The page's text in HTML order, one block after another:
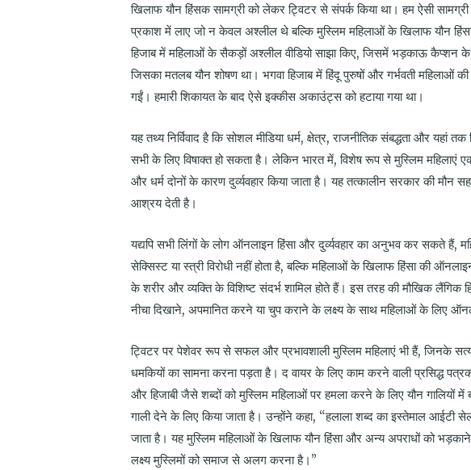
खिलाफ यौन हिंसक सामग्री को लेकर ट्विटर से संपर्क किया था। हम ऐसी
प्रकाश में लाए जो न केवल अश्लील थे बल्कि मुस्लिम महिलाओं के खिलाफ यौन
हिजाब में महिलाओं के सैकड़ों अश्लील वीडियो साझा किए, जिसमें भड़काऊ कैप्शन
जिसका मतलब यौन शोषण था। भगवा हिजाब में हिंदू पुरुषों और गर्भवती महिलाओं
गईं। हमारी शिकायत के बाद ऐसे इक्कीस अकाउंट्स को हटाया गया था।
यह तथ्य निर्विवाद है कि सोशल मीडिया धर्म, क्षेत्र, राजनीतिक संबद्धता और यहां
सभी के लिए विषाक्त हो सकता है। लेकिन भारत में, विशेष रूप से मुस्लिम महिलाएं
और धर्म दोनों के कारण दुर्व्यवहार किया जाता है। यह तत्कालीन सरकार की मौन
आश्रय देती है।
यद्यपि सभी लिंगों के लोग ऑनलाइन हिंसा और दुर्व्यवहार का अनुभव कर सकते हैं,
सेक्सिस्ट या स्त्री विरोधी नहीं होता है, बल्कि महिलाओं के खिलाफ हिंसा की
के शरीर और व्यक्ति के विशिष्ट संदर्भ शामिल होते हैं। इस तरह की मौखिक लैंगिक
नीचा दिखाने, अपमानित करने या चुप कराने के लक्ष्य के साथ महिलाओं के लिए
ट्विटर पर पेशेवर रूप से सफल और प्रभावशाली मुस्लिम महिलाएं भी हैं, जिनके
धमकियों का सामना करना पड़ता है। द वायर के लिए काम करने वाली प्रसिद्ध
और हिजाबी जैसे शब्दों को मुस्लिम महिलाओं पर हमला करने के लिए यौन गालियों में
गाली देने के लिए किया जाता है। उन्होंने कहा, “हलाला शब्द का इस्तेमाल आईटी
जाता है। यह मुस्लिम महिलाओं के खिलाफ यौन हिंसा और अन्य अपराधों को
लक्ष्य मुस्लिमों को समाज से अलग करना है।”